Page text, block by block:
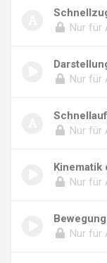
Nur für
Nur für
Nur für
Nur für
Nur für